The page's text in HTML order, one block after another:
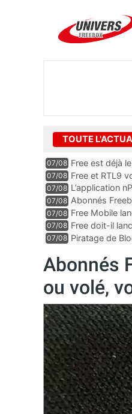
TOUTE
07/08 Free est déjà
encore au
07/08 Free et RTL9
l’obtenir
07/08 L’application
Mobile,
07/08 Abonnés
07/08 Free Mobile
des promos
07/08 Free doit-il
07/08 Piratage de
Abonnés
ou volé,